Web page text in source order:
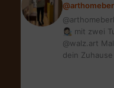
👩🏻‍🎨 mit
@walz.art
dein Zuhause